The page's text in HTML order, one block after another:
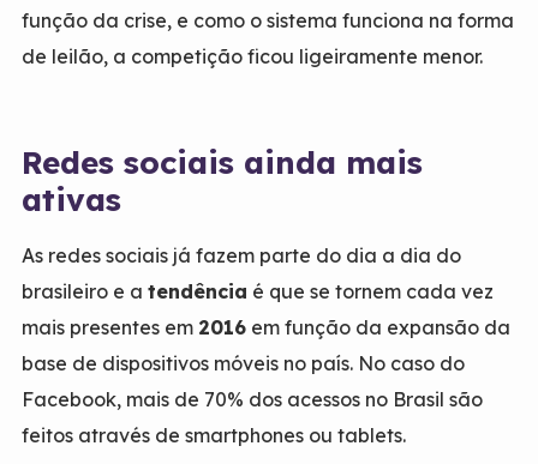
função da crise, e como o sistema funciona na forma
de leilão, a competição ficou ligeiramente menor.
Redes sociais ainda mais
ativas
As redes sociais já fazem parte do dia a dia do
brasileiro e a tendência é que se tornem cada vez
mais presentes em 2016em função da expansão da
base de dispositivos móveis no país. No caso do
Facebook, mais de 70% dos acessos no Brasil são
feitos através de smartphones ou tablets.